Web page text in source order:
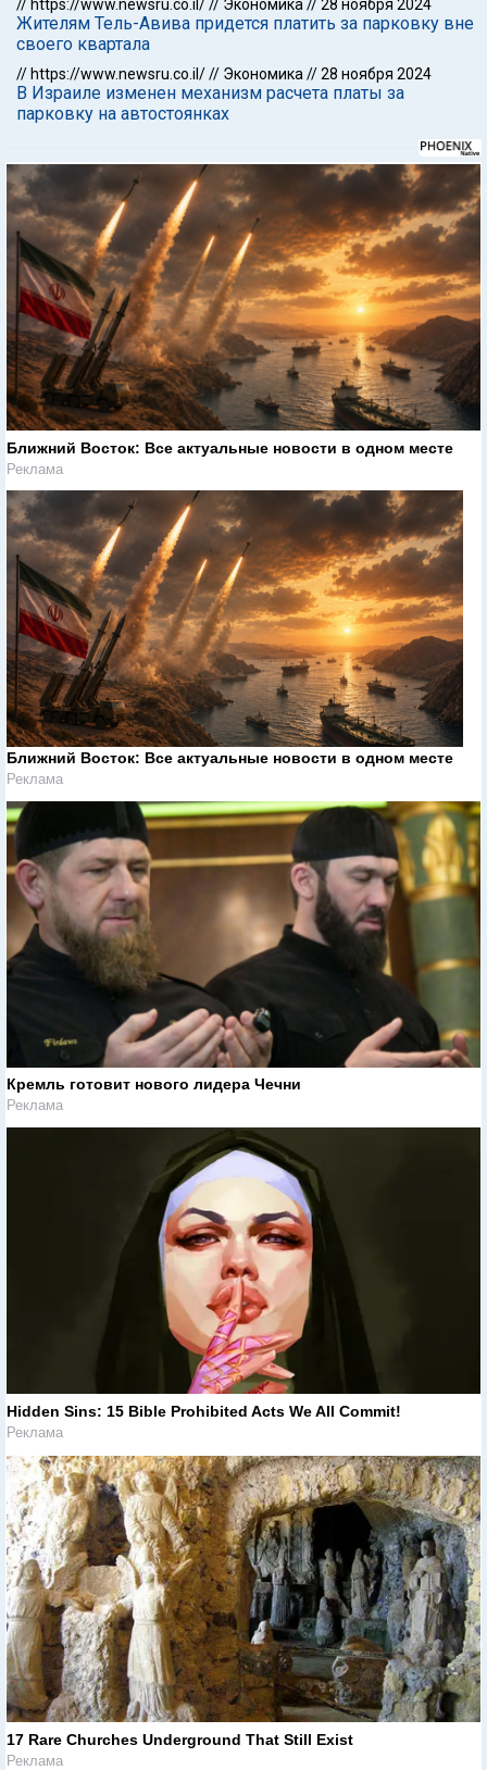
// https://www.newsru.co.il/ // Экономика // 28 ноября 2024
Жителям Тель-Авива придется платить за парковку вне
своего квартала
// https://www.newsru.co.il/// Экономика //28 ноября 2024
В Израиле изменен механизм расчета платы за
парковку на автостоянках
Ближний Восток: Все актуальные новости в одном месте
Реклама
Ближний Восток: Все актуальные новости в одном месте
Реклама
Кремль готовит нового лидера Чечни
Реклама
Hidden Sins: 15 Bible Prohibited Acts We All Commit!
Реклама
17 Rare Churches Underground That Still Exist
Реклама